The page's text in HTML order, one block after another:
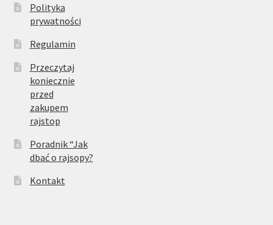
Polityka
prywatności
Regulamin
Przeczytaj
koniecznie
przed
zakupem
rajstop
Poradnik “Jak
dbać o rajsopy?
Kontakt